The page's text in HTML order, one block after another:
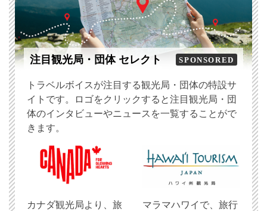
注目観光局・団体 セレクト SPONSORED
トラベルボイスが注目する観光局・団体の特設サ
イトです。ロゴをクリックすると注目観光局・団
体のインタビューやニュースを一覧することがで
きます。
​カナダ観光局より、旅
マラマハワイで、旅行